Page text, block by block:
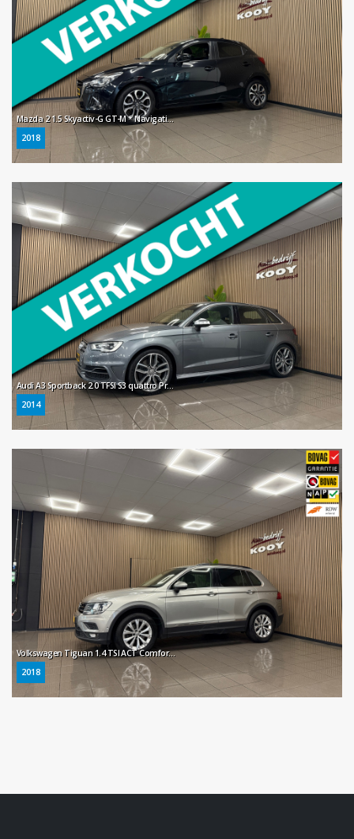
Mazda 2 1.5 Skyactiv-G GT-M * Navigatie / Stoelverwarming / LM Velgen / Cruise control / NL Auto *
2018
Audi A3 Sportback 2.0 TFSI S3 quattro Pro Line Plus * Automaat / Xenon / Stoelverwarming / NL Auto *
2014
Volkswagen Tiguan 1.4 TSI ACT Comfortline * Automaat / Carplay / Trekhaak / Camera / NL Auto *
2018